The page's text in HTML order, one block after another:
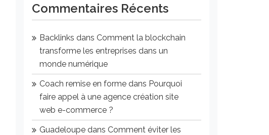
Commentaires Récents
Backlinks dans Comment la blockchain
transforme les entreprises dans un
monde numérique
Coach remise en forme dans Pourquoi
faire appel à une agence création site
web e-commerce ?
Guadeloupe dans Comment éviter les